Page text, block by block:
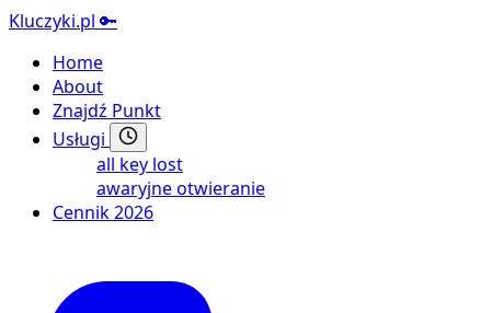
Kluczyki.pl 🔑
Home
About
Znajdź Punkt
Usługi
all key lost
awaryjne otwieranie
Cennik 2026